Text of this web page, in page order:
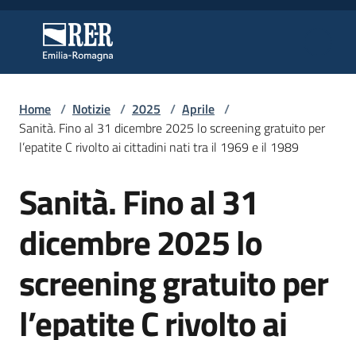
Regione Emilia-Romagna
Regione Emilia-Romagna
Regione
Novità
Servizi
Leggi
Atti
Bandi
Home / Notizie / 2025 / Aprile /
Sanità. Fino al 31 dicembre 2025 lo screening gratuito per
l’epatite C rivolto ai cittadini nati tra il 1969 e il 1989
Salta al contenuto
Sanità. Fino al 31
dicembre 2025 lo
screening gratuito per
l’epatite C rivolto ai